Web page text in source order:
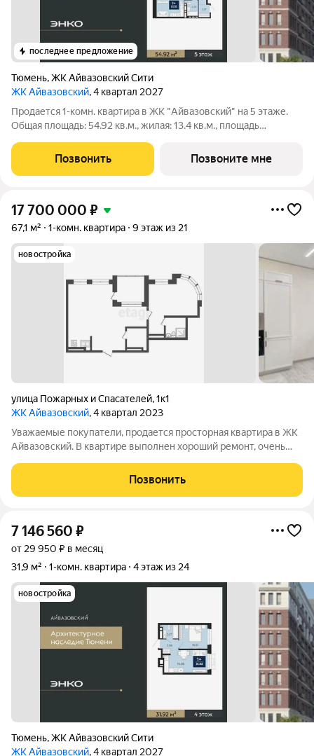
последнее предложение
Тюмень,ЖК Айвазовский Сити
ЖК Айвазовский, 4 квартал 2027
Продается 1-комн. квартира в ЖК "Айвазовский" на 5 этаже.
Общая площадь: 54.92 кв.м., жилая: 13.4 кв.м., площадь
одну сторону. В квартире два балкона, один совмещенный
санузел. Высота
Позвонить Позвоните мне
17 700 000 ₽
67,1 м² 1-комн. квартира 9 этаж из 21
новостройка
улица Пожарных и Спасателей,1к1
ЖК Айвазовский, 4 квартал 2023
Уважаемые покупатели, продается просторная квартира в ЖК
Айвазовский. В квартире выполнен хороший ремонт, очень
остается вся мебель и техника как на фотографиях. Сам ЖК не
нуждается в
Позвонить
7 146 560 ₽
от 29 950 ₽ в месяц
31,9 м²
1-комн. квартира 4 этаж из 24
новостройка
Тюмень,ЖК Айвазовский Сити
ЖК Айвазовский, 4 квартал 2027